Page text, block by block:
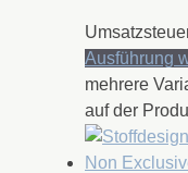
Ausführung
mehrere
auf der